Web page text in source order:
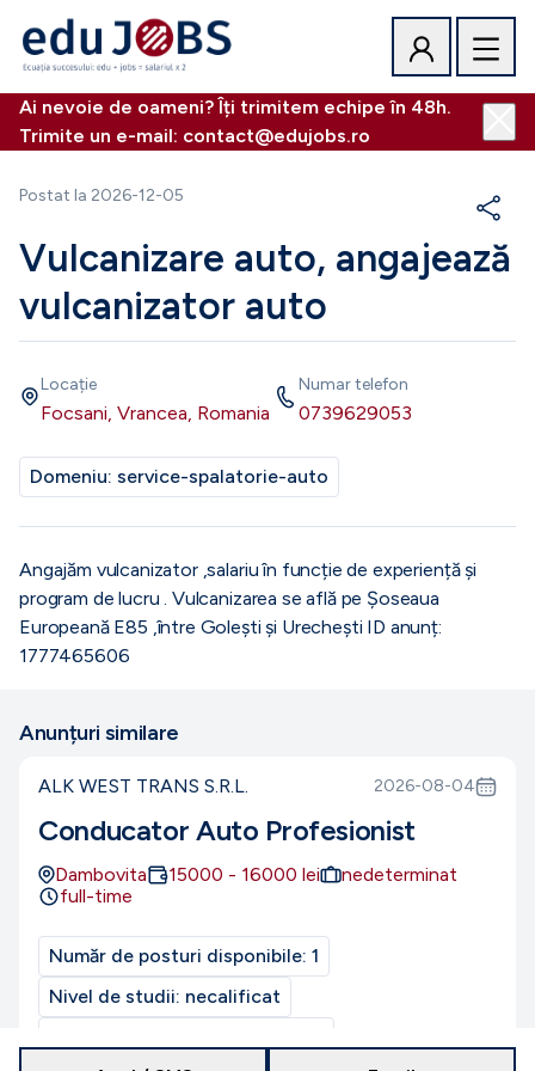
Ai nevoie de oameni? Îți trimitem echipe în 48h.
Trimite un e-mail: contact@edujobs.ro
Postat la 2026-12-05
Vulcanizare auto, angajează
vulcanizator auto
Locație
Focsani, Vrancea, Romania
Numar telefon
0739629053
Domeniu: service-spalatorie-auto
Angajăm vulcanizator ,salariu în funcție de experiență și
program de lucru . Vulcanizarea se află pe Șoseaua
Europeană E85 ,între Golești și Urechești ID anunț:
1777465606
Anunțuri similare
ALK WEST TRANS S.R.L. 2026-08-04
Conducator Auto Profesionist
Dambovita 15000 - 16000 lei
nedeterminat
full-time
Număr de posturi disponibile: 1
Nivel de studii: necalificat